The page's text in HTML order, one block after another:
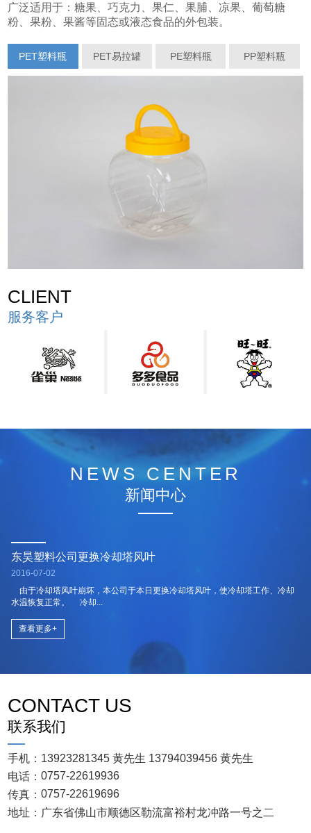
广泛适用于：糖果、巧克力、果仁、果脯、凉果、葡萄糖
粉、果粉、果酱等固态或液态食品的外包装。
PET塑料瓶 PET易拉罐 PE塑料瓶 PP塑料瓶
CLIENT
服务客户
NEWS CENTER
新闻中心
东昊塑料公司更换冷却塔风叶
2016-07-02
由于冷却塔风叶崩坏，本公司于本日更换冷却塔风叶，使冷却塔工作、冷却
水温恢复正常。 冷却...
查看更多+
CONTACT US
联系我们
手机： 13923281345 黄先生 13794039456 黄先生
电话：0757-22619936
传真：0757-22619696
地址： 广东省佛山市顺德区勒流富裕村龙冲路一号之二